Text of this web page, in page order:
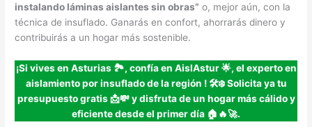
instalando láminas aislantes sin obras” o, mejor aún, con la
técnica de insuflado. Ganarás en confort, ahorrarás dinero y
contribuirás a un hogar más sostenible.
¡Si vives en Asturias 🏞️, confía en AislAstur 🌟, el experto en
aislamiento por insuflado de la región !🛠️❄️ Solicita ya tu
presupuesto gratis 📩💸 y disfruta de un hogar más cálido y
eficiente desde el primer día 🏠🔥🚀.